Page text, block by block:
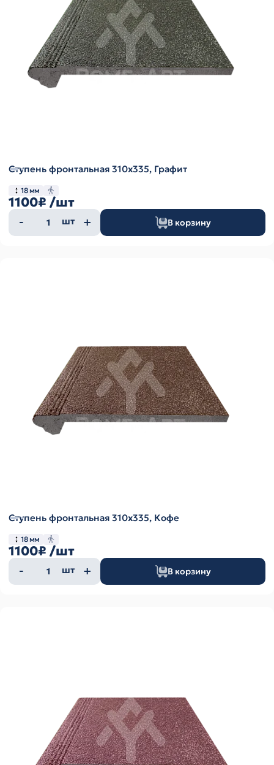
Ступень фронтальная 310х335, Графит
18 мм
1100₽ /шт
Количество
товара
шт В корзину
Ступень фронтальная 310х335, Кофе
18 мм
1100₽ /шт
Количество
товара
шт В корзину